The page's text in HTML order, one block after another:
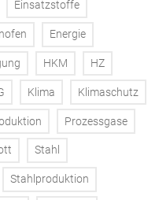
Einsatzstoffe
Energie
HKM HZ
Klima Klimaschutz
Prozessgase
Stahl
Stahlproduktion